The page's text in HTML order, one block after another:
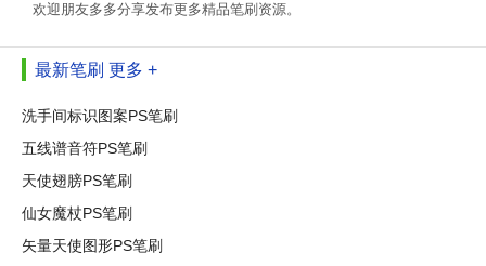
欢迎朋友多多分享发布更多精品笔刷资源。
最新笔刷 更多 +
洗手间标识图案PS笔刷
五线谱音符PS笔刷
天使翅膀PS笔刷
仙女魔杖PS笔刷
矢量天使图形PS笔刷